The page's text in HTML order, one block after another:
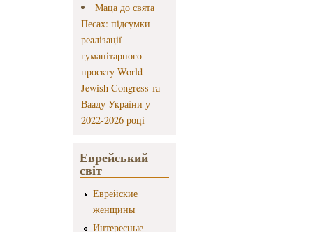
Маца до свята
Песах: підсумки
реалізації
гуманітарного
проєкту World
Jewish Congress та
Вааду України у
2022-2026 році
Еврейський
світ
Еврейские
женщины
Интересные